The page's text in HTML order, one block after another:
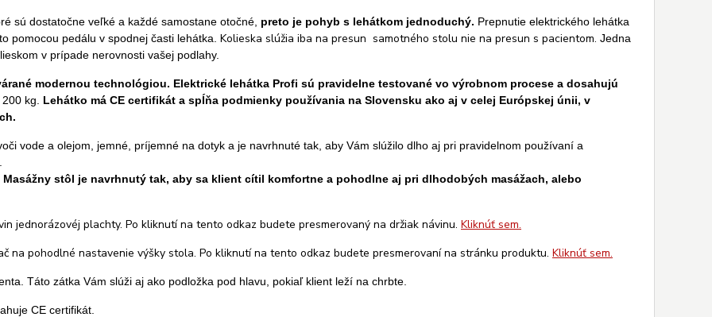
sú dostatočne veľké a každé samostane otočné, preto je pohyb s lehátkom jednoduchý. Prepnutie elektrického lehátka
pomocou pedálu v spodnej časti lehátka. Kolieska slúžia iba na presun samotného stolu nie na presun s pacientom. Jedna
v prípade nerovnosti vašej podlahy.
modernou technológiou. Elektrické lehátka Profi sú pravidelne testované vo výrobnom procese a dosahujú
kg. Lehátko má CE certifikát a spĺňa podmienky používania na Slovensku ako aj v celej Európskej únii, v
vode a olejom, jemné, príjemné na dotyk a je navrhnuté tak, aby Vám slúžilo dlho aj pri pravidelnom používaní a
Masážny stôl je navrhnutý tak, aby sa klient cítil komfortne a pohodlne aj pri dlhodobých masážach, alebo
jednorázovéj plachty. Po kliknutí na tento odkaz budete presmerovaný na držiak návinu. Kliknúť sem.
na pohodlné nastavenie výšky stola. Po kliknutí na tento odkaz budete presmerovaní na stránku produktu. Kliknúť sem.
Táto zátka Vám slúži aj ako podložka pod hlavu, pokiaľ klient leží na chrbte.
CE certifikát.